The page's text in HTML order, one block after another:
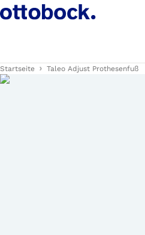
Startseite Taleo Adjust Prothesenfuß